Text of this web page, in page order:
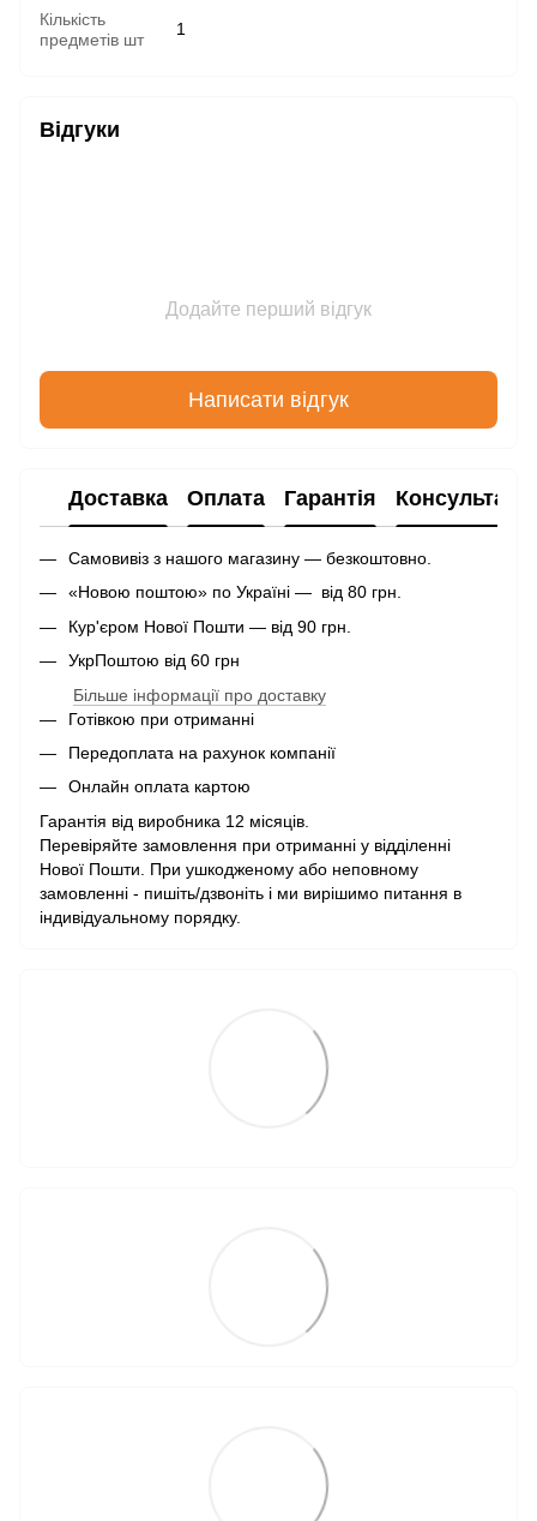
Кількість
предметів шт
1
Відгуки
Додайте перший відгук
Написати відгук
Доставка Оплата Гарантія Консультація
Самовивіз з нашого магазину — безкоштовно.
«Новою поштою» по Україні — від 80 грн.
Кур'єром Нової Пошти — від 90 грн.
УкрПоштою від 60 грн
Більше інформації про доставку
Готівкою при отриманні
Передоплата на рахунок компанії
Онлайн оплата картою
Гарантія від виробника 12 місяців.
Перевіряйте замовлення при отриманні у відділенні
Нової Пошти. При ушкодженому або неповному
замовленні - пишіть/дзвоніть і ми вирішимо питання в
індивідуальному порядку.